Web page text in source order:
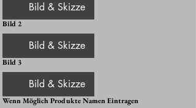
Bild & Skizze
Bild 2
Bild & Skizze
Bild 3
Bild & Skizze
Wenn Möglich Produkte Namen Eintragen